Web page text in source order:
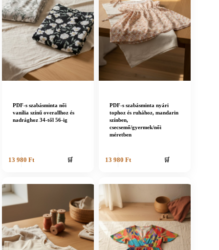
PDF-s szabásminta női
vanília színű overallhoz és
nadrághoz 34-től 56-ig
13 980 Ft 🛒
PDF-s szabásminta nyári
tophoz és ruhához, mandarin
színben,
csecsemő/gyermek/női
méretben
13 980 Ft 🛒